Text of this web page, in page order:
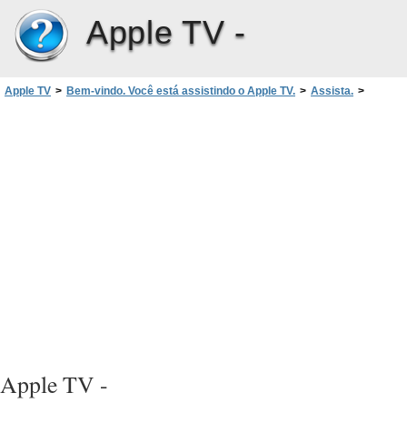
Apple TV -
Apple TV > Bem-vindo. Você está assistindo o Apple TV. > Assista. >
Apple TV -